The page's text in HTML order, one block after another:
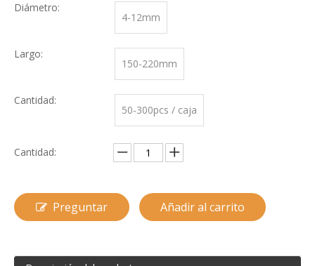
Diámetro:
4-12mm
Largo:
150-220mm
Cantidad:
50-300pcs / caja
Cantidad:
Preguntar Añadir al carrito